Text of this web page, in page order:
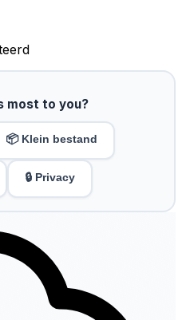
most to you?
📦 Klein bestand
🔒 Privacy